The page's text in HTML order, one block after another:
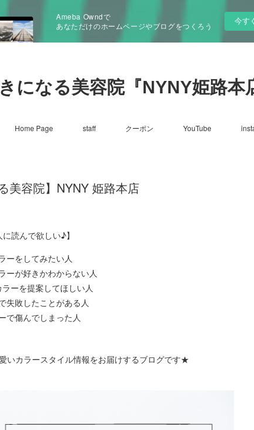
Ameba Owndで
あなただけのホームページやブログをつくろう
今す
になる美容院『NYNY姫路本
Home Page staff クーポン YouTube
美容院】NYNY 姫路本店
に読んで欲しい♪】
ーをしてみたい人
ーが好きかわからない人
ーを提案してほしい人
失敗したことがある人
で傷んでしまった人
いカラースタイル情報をお届けするブログです★